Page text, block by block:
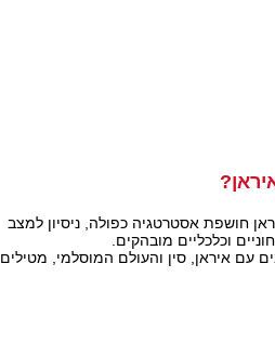
חושפת אסטרטגיה כפולה, ניסיון למצב
וכלכליים מובהקים.
עם איראן, סין והעולם המוסלמי, מטילים